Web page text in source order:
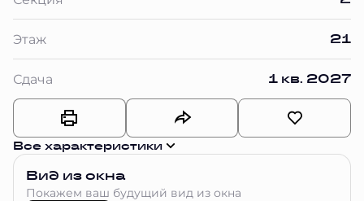
Этаж 21
Сдача 1 кв. 2027
Все характеристики
Вид из окна
Покажем ваш будущий вид из окна